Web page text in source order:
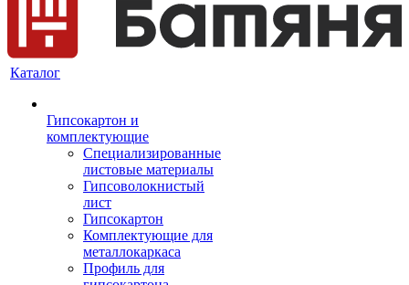
Каталог
Гипсокартон и
комплектующие
Специализированные
листовые материалы
Гипсоволокнистый
лист
Гипсокартон
Комплектующие для
металлокаркаса
Профиль для